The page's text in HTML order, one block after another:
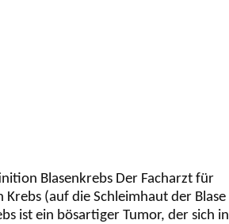
Blasenkrebs Der Facharzt für
(auf die Schleimhaut der Blase
ist ein bösartiger Tumor, der sich in